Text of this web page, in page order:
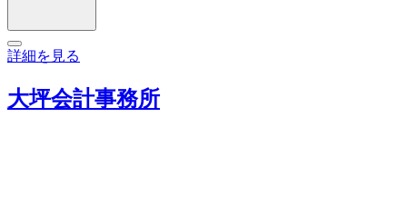
詳細を見る
大坪会計事務所